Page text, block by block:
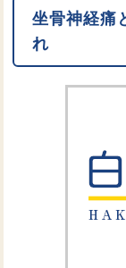
坐骨神経痛
れ